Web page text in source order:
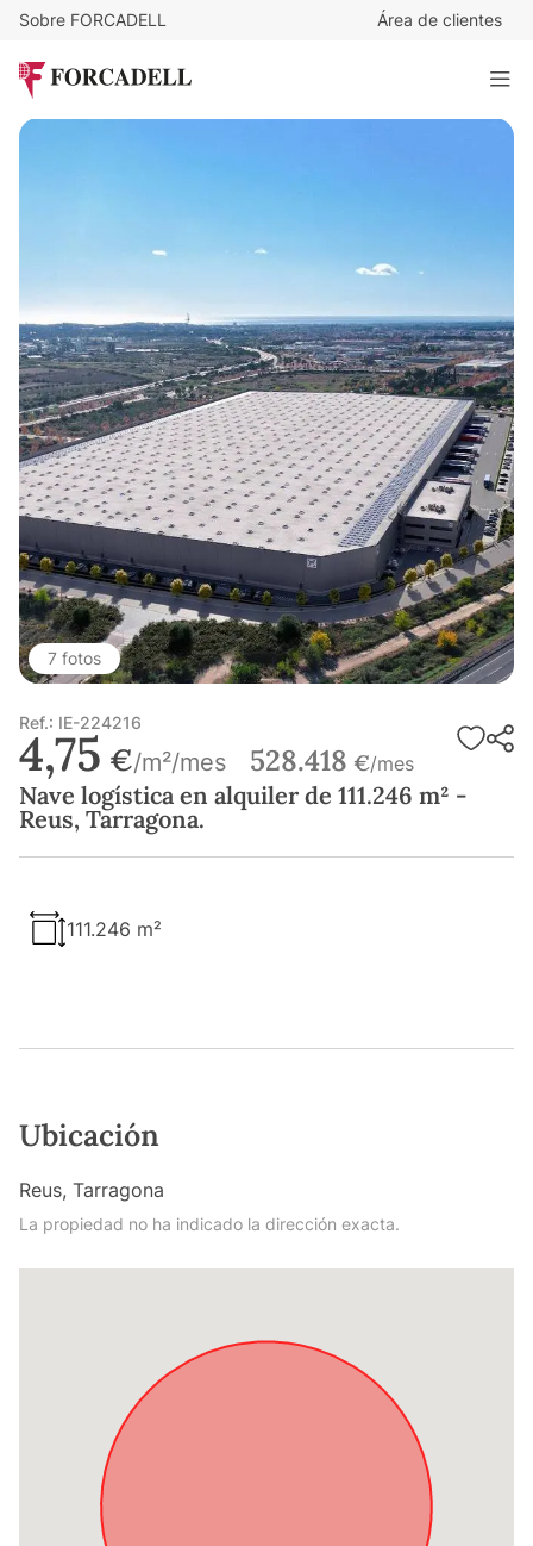
Sobre FORCADELL Área de clientes
Nave logística en alquiler de 111.246 m² - Reus, Tarragona.
111.246 m²
7 fotos
Ref.: IE-224216
4,75 €/m²/mes 528.418 €/mes
Nave logística en alquiler de 111.246 m² -
Reus, Tarragona.
111.246 m²
Ubicación
Reus, Tarragona
La propiedad no ha indicado la dirección exacta.